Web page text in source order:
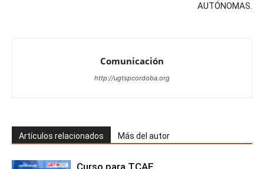
AUTÓNOMAS.
Comunicación
http://ugtspcordoba.org
Artículos relacionados Más del autor
Curso para TCAE